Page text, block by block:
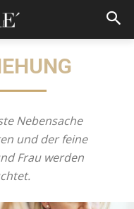
Nebensache
und der feine
Frau werden